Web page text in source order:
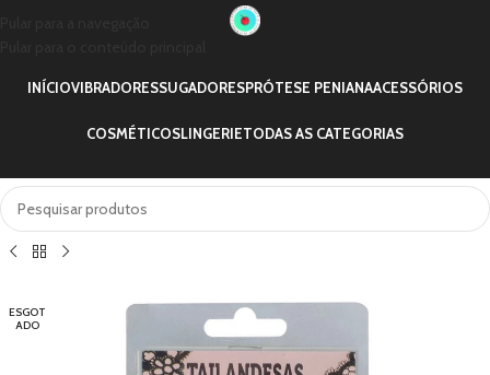
INÍCIOVIBRADORESSUGADORESPRÓTESE PENIANAACESSÓRIOS
COSMÉTICOSLINGERIETODAS AS CATEGORIAS
ESGOT
ADO